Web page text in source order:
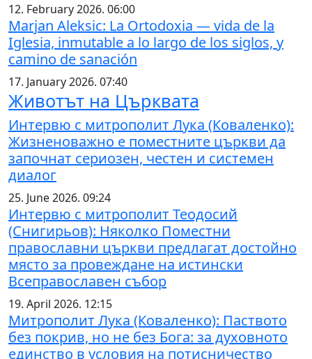
12. February 2026. 06:00
Marjan Aleksic: La Ortodoxia — vida de la
Iglesia, inmutable a lo largo de los siglos, y
camino de sanación
17. January 2026. 07:40
Животът на Църквата
Интервю с митрополит Лука (Коваленко):
Жизненоважно е поместните църкви да
започнат сериозен, честен и системен
диалог
25. June 2026. 09:24
Интервю с митрополит Теодосий
(Снигирьов): Няколко Поместни
православни църкви предлагат достойно
място за провеждане на истински
Всеправославен събор
19. April 2026. 12:15
Митрополит Лука (Коваленко): Паството
без покрив, но не без Бога: за духовното
единство в условия на потисничество